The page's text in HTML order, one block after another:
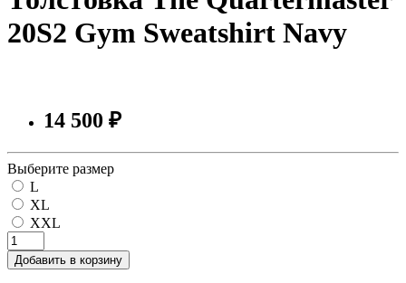
20S2 Gym Sweatshirt Navy
14 500 ₽
Выберите размер
L
XL
XXL
Добавить в корзину